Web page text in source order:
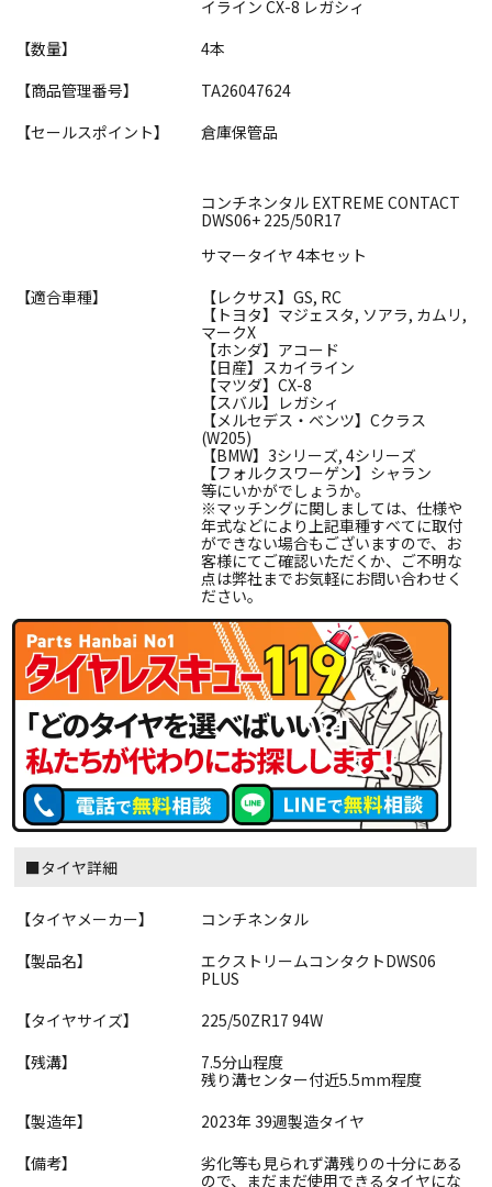
イライン CX-8 レガシィ
【数量】
4本
【商品管理番号】
TA26047624
【セールスポイント】
倉庫保管品
コンチネンタル EXTREME CONTACT
DWS06+ 225/50R17
サマータイヤ 4本セット
【適合車種】
【レクサス】GS, RC
【トヨタ】マジェスタ, ソアラ, カムリ,
マークX
【ホンダ】アコード
【日産】スカイライン
【マツダ】CX-8
【スバル】レガシィ
【メルセデス・ベンツ】Cクラス
(W205)
【BMW】3シリーズ, 4シリーズ
【フォルクスワーゲン】シャラン
等にいかがでしょうか。
※マッチングに関しましては、仕様や
年式などにより上記車種すべてに取付
ができない場合もございますので、お
客様にてご確認いただくか、ご不明な
点は弊社までお気軽にお問い合わせく
ださい。
■タイヤ詳細
【タイヤメーカー】
コンチネンタル
【製品名】
エクストリームコンタクトDWS06
PLUS
【タイヤサイズ】
225/50ZR17 94W
【残溝】
7.5分山程度
残り溝センター付近5.5mm程度
【製造年】
2023年 39週製造タイヤ
【備考】
劣化等も見られず溝残りの十分にある
ので、まだまだ使用できるタイヤにな